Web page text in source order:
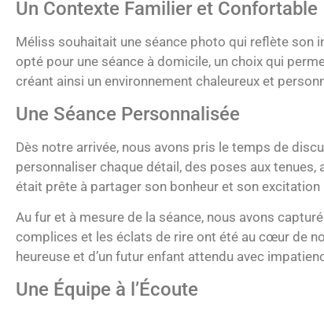
Un Contexte Familier et Confortable
Méliss souhaitait une séance photo qui reflète son
opté pour une séance à domicile, un choix qui
créant ainsi un environnement chaleureux et
Une Séance Personnalisée
Dès notre arrivée, nous avons pris le temps de
personnaliser chaque détail, des poses aux
était prête à partager son bonheur et son excitation
Au fur et à mesure de la séance, nous avons
complices et les éclats de rire ont été au cœur de
heureuse et d’un futur enfant attendu avec
Une Équipe à l’Écoute